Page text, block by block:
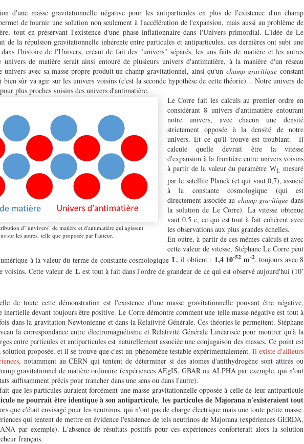
d'une masse gravitationnelle négative pour les antiparticules en plus de l'existence d'un champ
de fournir une solution non seulement à l'accélération de l'expansion, mais aussi au problème de
tout en préservant l'existence d'une phase inflationnaire dans l'Univers primordial. L'idée de Le
de la répulsion gravitationnelle inhérente entre particules et antiparticules, ces dernières ont subi une
l'histoire de l'Univers, créant de fait des "univers" séparés, les uns faits de matière et les autres
univers de matière serait ainsi entouré de plusieurs univers d'antimatière, à la manière d'un réseau
univers avec sa masse propre produit un champ gravitationnel, ainsi qu'unchamp gravitique constant
bien sûr va agir sur les univers voisins (c'est la seconde hypothèse de cette théorie)... Notre univers de
plus proches voisins des univers d'antimatière.
d'"unvivers" de matière et d'antimatière qui agissent
sur les autres, telle que proposée par l'auteur.
Le Corre fait les calculs au premier ordre en
considérant 8 univers d'antimatière entourant
notre univers, avec chacun une densité
strictement opposée à la densité de notre
univers. Et ce qu'il trouve est troublant. Il
calcule quelle devrait être la vitesse
d'expansion à la frontière entre univers voisins
à partir de la valeur du paramètreWL mesuré
par le satellite Planck (et qui vaut 0,7), associé
à la constante cosmologique (qui est
directement associée au champ gravitiquedans
la solution de Le Corre). La vitesse obtenue
vaut 0,5 c, ce qui est tout à fait cohérent avec
les observations aux plus grandes échelles.
En outre, à partir de ces mêmes calculs et avec
cette valeur de vitesse, Stéphane Le Corre peut
à la valeur du terme de constante cosmologique L, il obtient : 1,4 10-52 m-2, toujours avec 8
voisins. Cette valeur de Lest tout à fait dans l'ordre de grandeur de ce qui est observé aujourd'hui (10-
de toute cette démonstration est l'existence d'une masse gravitationnelle pouvant être négative,
inertielle devant toujours être positive. Le Corre démontre comment une telle masse négative est tout à
dans la gravitation Newtonienne et dans la Relativité Générale. Ces théories le permettent. Stéphane
la correspondance entre électromagnétisme et Relativité Générale Linéarisée pour montrer qu'à la
entre particules et antiparticules est naturellement associée une conjugaison des masses. Ce point est
proposée, et il se trouve que c'est un phénomène testable expérimentalement. Il existe d'ailleurs
, notamment au CERN qui tentent de déterminer si des atomes d'antihydrogène sont attirés ou
gravitationnel de matière ordinaire (expériences AEgIS, GBAR ou ALPHA par exemple, qui n'ont
suffisamment précis pour trancher dans une sens ou dans l'autre).
que les particules auraient forcément une masse gravitationnelle opposée à celle de leur antiparticule
ne pourrait être identique à son antiparticule, les particules de Majorana n'existeraient tout
que c'était envisagé pour les neutrinos, qui n'ont pas de charge électrique mais une toute petite masse.
qui tentent de mettre en évidence l'existence de tels neutrinos de Majorana (expériences GERDA,
par exemple). L'absence de résultats positifs pour ces expériences conforterait alors la solution
français.